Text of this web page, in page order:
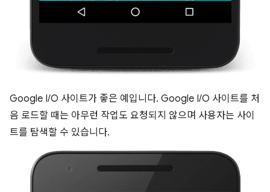
Google I/O 사이트가 좋은 예입니다. Google I/O 사이트를 처
음 로드할 때는 아무런 작업도 요청되지 않으며 사용자는 사이
트를 탐색할 수 있습니다.